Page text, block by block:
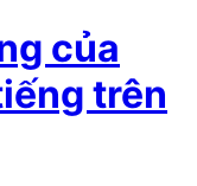
của
trên